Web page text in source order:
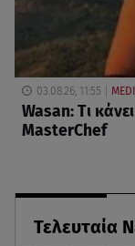
Τελευταία
03.08.26, 11:55
Wasan: Tι
MasterChef